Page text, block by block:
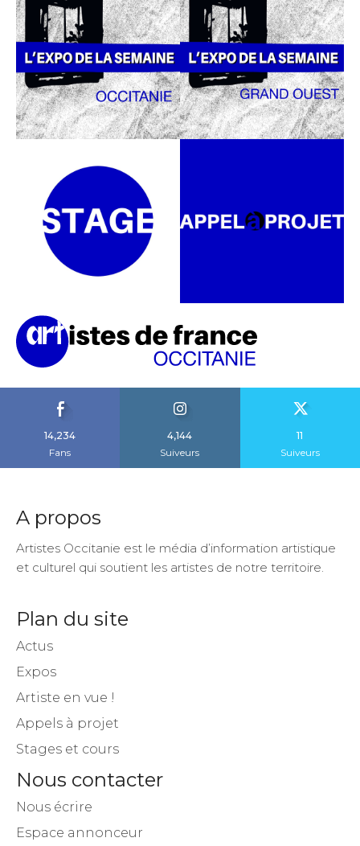
14,234
Fans
4,144
Suiveurs
11
Suiveurs
A propos
Artistes Occitanie est le média d’information artistique
et culturel qui soutient les artistes de notre territoire.
Plan du site
Actus
Expos
Artiste en vue !
Appels à projet
Stages et cours
Nous contacter
Nous écrire
Espace annonceur